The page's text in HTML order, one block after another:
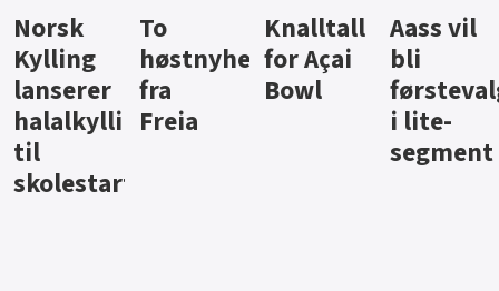
Knalltall
for Açai
Bowl
Aass vil
bli
førstevalg
i lite-
Brus og
jus fra
Berentsen
Hard
iste fra
Hansa